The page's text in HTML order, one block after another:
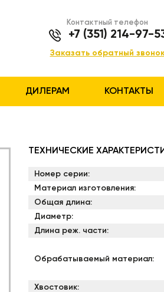
Контактный телефон
+7 (351) 214-97-
Заказать обратный звонок
ДИЛЕРАМ КОНТАКТЫ
ТЕХНИЧЕСКИЕ
Номер серии:
Материал изготовления:
Общая длина:
Диаметр:
Длина реж. части:
Обрабатываемый материал:
Хвостовик: